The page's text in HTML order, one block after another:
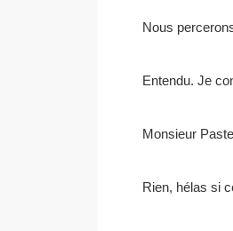
Nous
Entendu. Je
Monsieur
Rien, hélas si